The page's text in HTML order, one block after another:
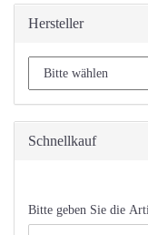
Hersteller
Schnellkauf
BITTE
GEBEN
Bitte geben Sie die